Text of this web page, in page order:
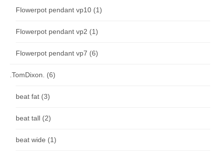
Flowerpot pendant vp10 (1)
Flowerpot pendant vp2 (1)
Flowerpot pendant vp7 (6)
.TomDixon. (6)
beat fat (3)
beat tall (2)
beat wide (1)